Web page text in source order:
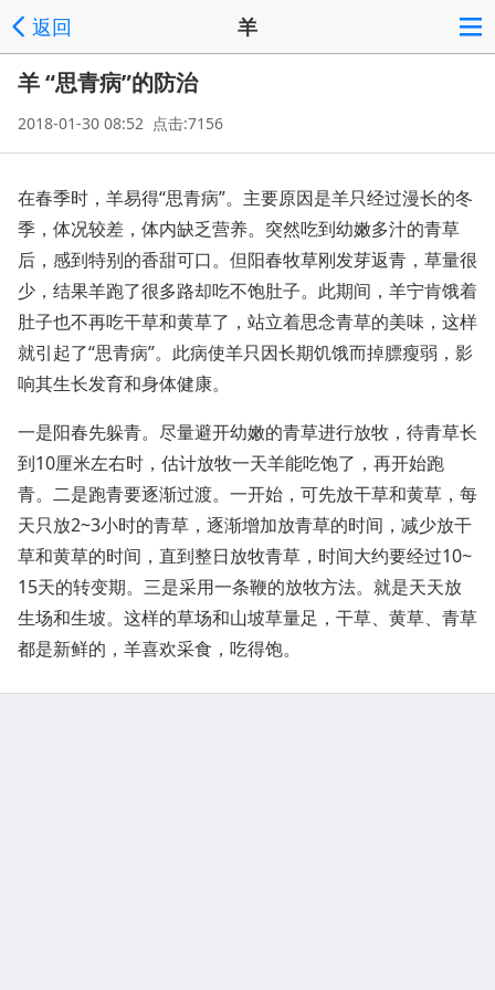
返回 羊
羊 “思青病”的防治
2018-01-30 08:52 点击:7156
在春季时，羊易得“思青病”。主要原因是羊只经过漫长的冬
季，体况较差，体内缺乏营养。突然吃到幼嫩多汁的青草
后，感到特别的香甜可口。但阳春牧草刚发芽返青，草量很
少，结果羊跑了很多路却吃不饱肚子。此期间，羊宁肯饿着
肚子也不再吃干草和黄草了，站立着思念青草的美味，这样
就引起了“思青病”。此病使羊只因长期饥饿而掉膘瘦弱，影
响其生长发育和身体健康。
一是阳春先躲青。尽量避开幼嫩的青草进行放牧，待青草长
到10厘米左右时，估计放牧一天羊能吃饱了，再开始跑
青。二是跑青要逐渐过渡。一开始，可先放干草和黄草，每
天只放2~3小时的青草，逐渐增加放青草的时间，减少放干
草和黄草的时间，直到整日放牧青草，时间大约要经过10~
15天的转变期。三是采用一条鞭的放牧方法。就是天天放
生场和生坡。这样的草场和山坡草量足，干草、黄草、青草
都是新鲜的，羊喜欢采食，吃得饱。